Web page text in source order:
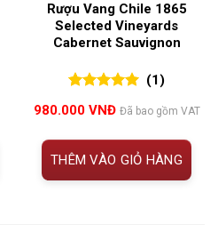
Rượu Vang Chile 1865
Selected Vineyards
Cabernet Sauvignon
đánh giá
(1)
980.000 VNĐ Đã bao gồm VAT
THÊM VÀO GIỎ HÀNG